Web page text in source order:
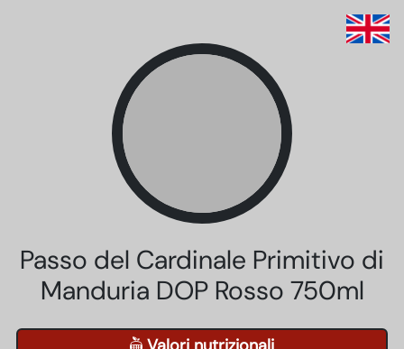
Passo del Cardinale Primitivo di
Manduria DOP Rosso 750ml